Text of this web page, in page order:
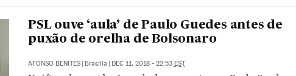
PSL ouve ‘aula’ de Paulo Guedes antes de
puxão de orelha de Bolsonaro
AFONSO BENITES | Brasília | DEC 11, 2018 - 22:53 EST